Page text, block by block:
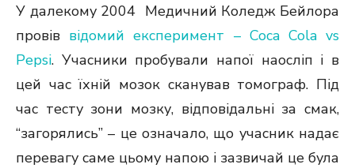
У далекому 2004 Медичний Коледж Бейлора
провів відомий експеримент – Coca Cola vs
Pepsi. Учасники пробували напої наосліп і в
цей час їхній мозок сканував томограф. Під
час тесту зони мозку, відповідальні за смак,
“загорялись” – це означало, що учасник надає
перевагу саме цьому напою і зазвичай це була